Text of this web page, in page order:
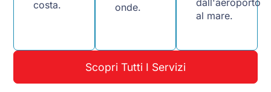
costa.
onde.
al mare.
Scopri Tutti I Servizi